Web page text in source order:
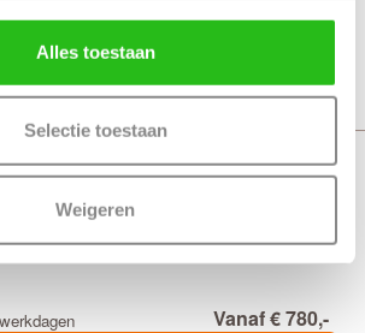
Alles toestaan
Selectie toestaan
Weigeren
Vanaf € 780,-
Bekijk
NDB901 Brons rook glas
Vanaf € 780,-